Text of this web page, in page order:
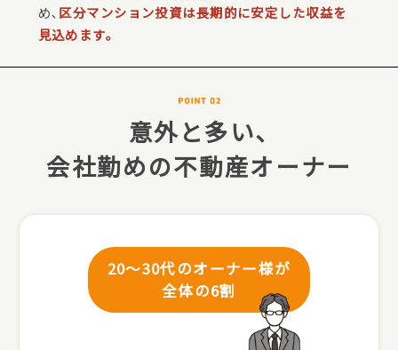
め､ 区分マンション投資は長期的に安定した収益を
見込めます。
意外と多い､
会社勤めの不動産オーナー
20～30代のオーナー様が
全体の6割